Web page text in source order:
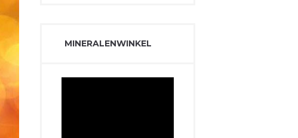
MINERALENWINKEL